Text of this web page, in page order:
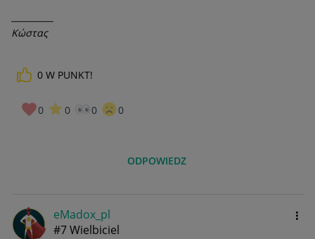
Κώστας
0 W PUNKT!
0 0 0 0
ODPOWIEDZ
eMadox_pl
#7 Wielbiciel